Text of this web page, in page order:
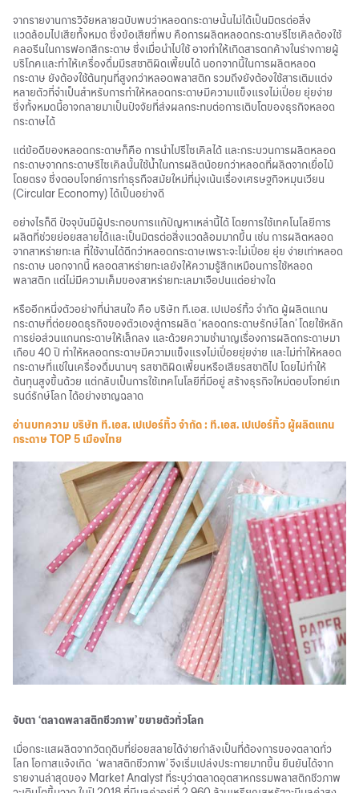
จากรายงานการวิจัยหลายฉบับพบว่าหลอดกระดาษนั้นไม่ได้เป็นมิตรต่อสิ่ง
แวดล้อมไปเสียทั้งหมด ซึ่งข้อเสียที่พบ คือการผลิตหลอดกระดาษรีไซเคิลต้องใช้
คลอรีนในการฟอกสีกระดาษ ซึ่งเมื่อนำไปใช้ อาจทำให้เกิดสารตกค้างในร่างกายผู้
บริโภคและทำให้เครื่องดื่มมีรสชาติผิดเพี้ยนได้ นอกจากนี้ในการผลิตหลอด
กระดาษ ยังต้องใช้ต้นทุนที่สูงกว่าหลอดพลาสติก รวมถึงยังต้องใช้สารเติมแต่ง
หลายตัวที่จำเป็นสำหรับการทำให้หลอดกระดาษมีความแข็งแรงไม่เปื่อย ยุ่ยง่าย
ซึ่งทั้งหมดนี้อาจกลายมาเป็นปัจจัยที่ส่งผลกระทบต่อการเติบโตของธุรกิจหลอด
กระดาษได้
แต่ข้อดีของหลอดกระดาษก็คือ การนำไปรีไซเคิลได้ และกระบวนการผลิตหลอด
กระดาษจากกระดาษรีไซเคิลนั้นใช้น้ำในการผลิตน้อยกว่าหลอดที่ผลิตจากเยื่อไม้
โดยตรง ซึ่งตอบโจทย์การทำธุรกืจสมัยใหม่ที่มุ่งเน้นเรื่องเศรษฐกิจหมุนเวียน
(Circular Economy) ได้เป็นอย่างดี
อย่างไรก็ดี ปัจจุบันมีผู้ประกอบการแก้ปัญหาเหล่านี้ได้ โดยการใช้เทคโนโลยีการ
ผลิตที่ช่วยย่อยสลายได้และเป็นมิตรต่อสิ่งแวดล้อมมากขึ้น เช่น การผลิตหลอด
จากสาหร่ายทะเล ที่ใช้งานได้ดีกว่าหลอดกระดาษเพราะจะไม่เปื่อย ยุ่ย ง่ายเท่าหลอด
กระดาษ นอกจากนี้ หลอดสาหร่ายทะเลยังให้ความรู้สึกเหมือนการใช้หลอด
พลาสติก แต่ไม่มีความเค็มของสาหร่ายทะเลมาเจือปนแต่อย่างใด
หรืออีกหนึ่งตัวอย่างที่น่าสนใจ คือ บริษัท ที.เอส. เปเปอร์ทิ้ว จำกัด ผู้ผลิตแกน
กระดาษที่ต่อยอดธุรกิจของตัวเองสู่การผลิต ‘หลอดกระดาษรักษ์โลก’ โดยใช้หลัก
การย่อส่วนแกนกระดาษให้เล็กลง และด้วยความชำนาญเรื่องการผลิตกระดาษมา
เกือบ 40 ปี ทำให้หลอดกระดาษมีความแข็งแรงไม่เปื่อยยุ่ยง่าย และไม่ทำให้หลอด
กระดาษที่แช่ในเครื่องดื่มนานๆ รสชาติผิดเพี้ยนหรือเสียรสชาติไป โดยไม่ทำให้
ต้นทุนสูงขึ้นด้วย แต่กลับเป็นการใช้เทคโนโลยีที่มีอยู่ สร้างธุรกิจใหม่ตอบโจทย์เท
รนด์รักษ์โลก ได้อย่างชาญฉลาด
อ่านบทความ บริษัท ที.เอส. เปเปอร์ทิ้ว จำกัด : ที.เอส. เปเปอร์ทิ้ว ผู้ผลิตแกน
กระดาษ TOP 5 เมืองไทย
จับตา ‘ตลาดพลาสติกชีวภาพ’ ขยายตัวทั่วโลก
เมื่อกระแสผลิตจากวัตถุดิบที่ย่อยสลายได้ง่ายกำลังเป็นที่ต้องการของตลาดทั่ว
โลก โอกาสแจ้งเกิด ‘พลาสติกชีวภาพ’ จึงเริ่มเปล่งประกายมากขึ้น ยืนยันได้จาก
รายงานล่าสุดของ Market Analyst ที่ระบุว่าตลาดอุตสาหกรรมพลาสติกชีวภาพ